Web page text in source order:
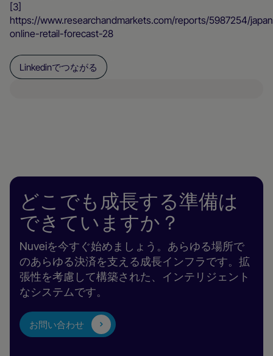
[3]
https://www.researchandmarkets.com/reports/5987254/
online-retail-forecast-28
Linkedinでつながる
どこでも成長する準備は
できていますか？
Nuveiを今すぐ始めましょう。あらゆる場所で
のあらゆる決済を支える成長インフラです。拡
張性を考慮して構築された、インテリジェント
なシステムです。
お問い合わせ